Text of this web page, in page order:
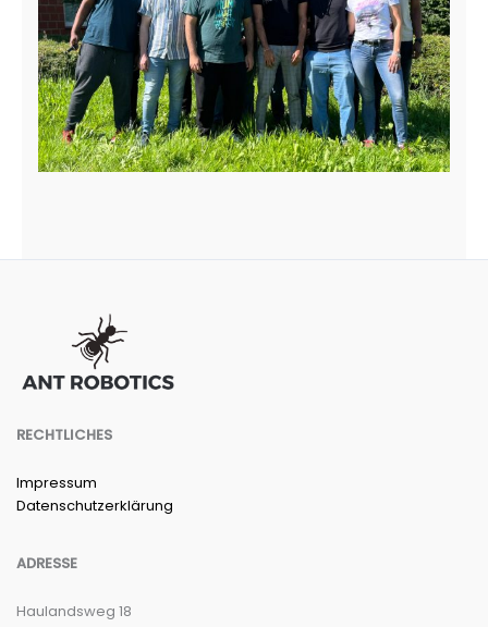
RECHTLICHES
Impressum
Datenschutzerklärung
ADRESSE
Haulandsweg 18